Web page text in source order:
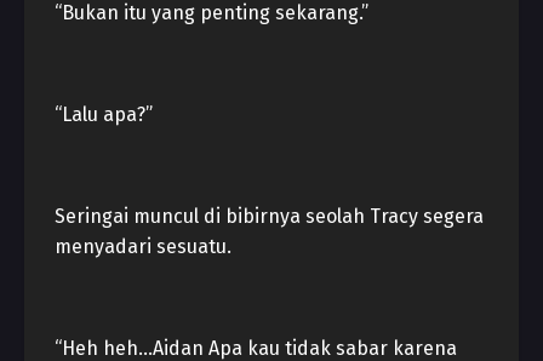
“Bukan itu yang penting sekarang.”
“Lalu apa?”
Seringai muncul di bibirnya seolah Tracy segera
menyadari sesuatu.
“Heh heh…Aidan Apa kau tidak sabar karena